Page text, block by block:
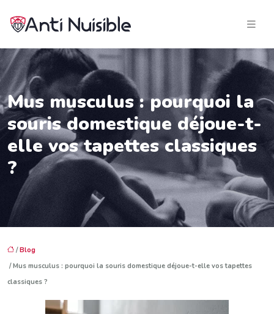
Mus musculus : pourquoi la
souris domestique déjoue-t-
elle vos tapettes classiques
?
/Blog
/ Mus musculus : pourquoi la souris domestique déjoue-t-elle vos tapettes
classiques ?